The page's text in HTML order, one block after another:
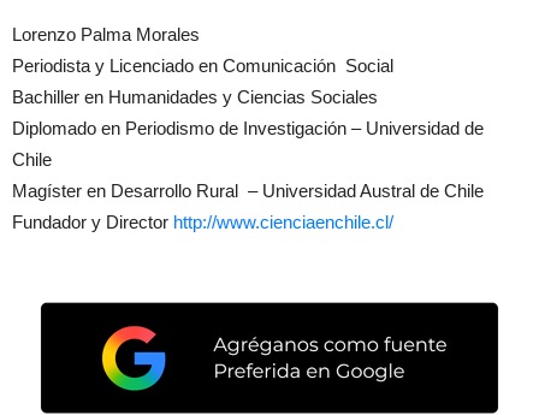
Lorenzo Palma Morales
Periodista y Licenciado en Comunicación Social
Bachiller en Humanidades y Ciencias Sociales
Diplomado en Periodismo de Investigación – Universidad de
Chile
Magíster en Desarrollo Rural – Universidad Austral de Chile
Fundador y Director http://www.cienciaenchile.cl/